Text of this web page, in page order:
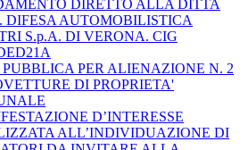
DIRETTO ALLA DITTA
DIFESA AUTOMOBILISTICA
S.p.A. DI VERONA. CIG
PUBBLICA PER ALIENAZIONE N. 2
DI PROPRIETA'
D’INTERESSE
ALL’INDIVIDUAZIONE DI